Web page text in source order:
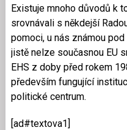
Existuje mnoho důvodů k
srovnávali s někdejší
pomoci, u nás známou
jistě nelze současnou EU
EHS z doby před rokem
především fungující
politické centrum.
[ad#textova1]